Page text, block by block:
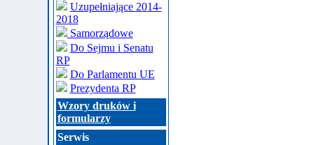
Uzupełniające 2014-
2018
Samorządowe
Do Sejmu i Senatu
RP
Do Parlamentu UE
Prezydenta RP
Wzory druków i
formularzy
Serwis